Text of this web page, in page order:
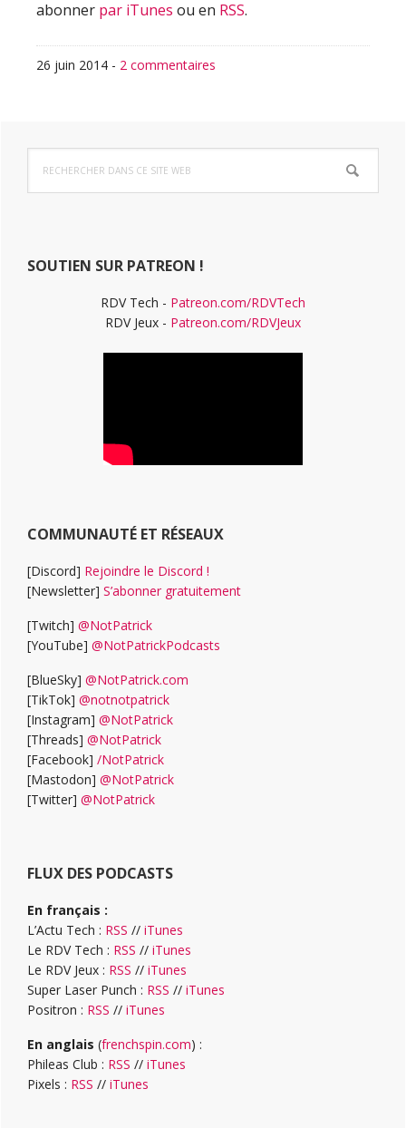
abonner par iTunes ou en RSS.
26 juin 2014 - 2 commentaires
Barre
latérale
dans
ce
SOUTIEN SUR PATREON !
RDV Tech - Patreon.com/RDVTech
RDV Jeux - Patreon.com/RDVJeux
COMMUNAUTÉ ET RÉSEAUX
[Discord] Rejoindre le Discord !
[Newsletter] S’abonner gratuitement
[Twitch] @NotPatrick
[YouTube] @NotPatrickPodcasts
[BlueSky] @NotPatrick.com
[TikTok] @notnotpatrick
[Instagram] @NotPatrick
[Threads] @NotPatrick
[Facebook] /NotPatrick
[Mastodon] @NotPatrick
[Twitter] @NotPatrick
FLUX DES PODCASTS
En français :
L’Actu Tech : RSS // iTunes
Le RDV Tech : RSS // iTunes
Le RDV Jeux : RSS // iTunes
Super Laser Punch : RSS // iTunes
Positron : RSS // iTunes
En anglais (frenchspin.com) :
Phileas Club : RSS // iTunes
Pixels : RSS // iTunes